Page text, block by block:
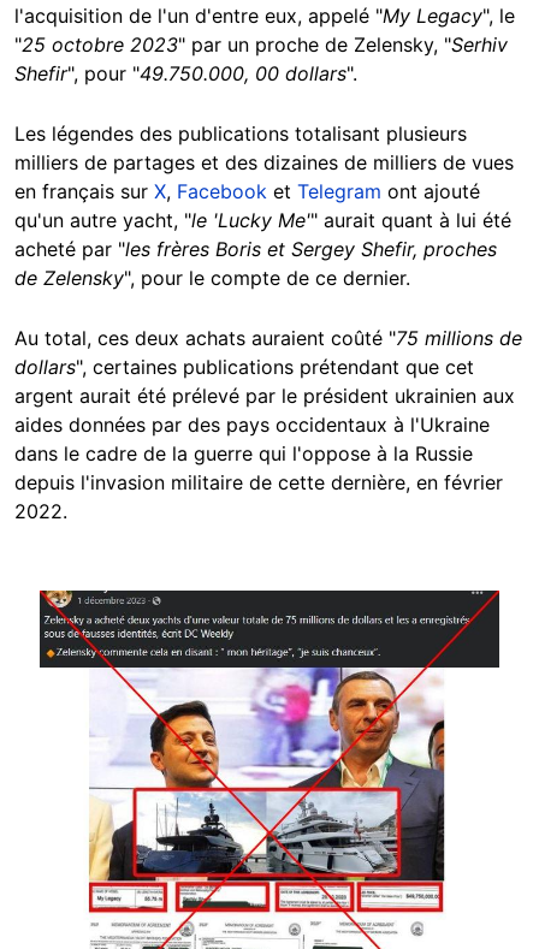
l'acquisition de l'un d'entre eux, appelé "My Legacy", le
"25 octobre 2023" par un proche de Zelensky, "Serhiv
Shefir", pour "49.750.000, 00 dollars".
Les légendes des publications totalisant plusieurs
milliers de partages et des dizaines de milliers de vues
en français sur X, Facebook et Telegram ont ajouté
qu'un autre yacht, "le 'Lucky Me'" aurait quant à lui été
acheté par "les frères Boris et Sergey Shefir, proches
de Zelensky", pour le compte de ce dernier.
Au total, ces deux achats auraient coûté "75 millions de
dollars", certaines publications prétendant que cet
argent aurait été prélevé par le président ukrainien aux
aides données par des pays occidentaux à l'Ukraine
dans le cadre de la guerre qui l'oppose à la Russie
depuis l'invasion militaire de cette dernière, en février
2022.
Image